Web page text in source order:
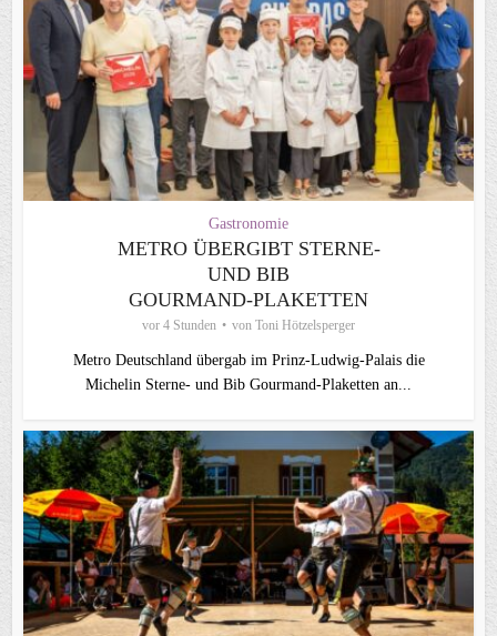
Gastronomie
METRO ÜBERGIBT STERNE-
UND BIB
GOURMAND‑PLAKETTEN
vor 4 Stunden von Toni Hötzelsperger
Metro Deutschland übergab im Prinz-Ludwig-Palais die
Michelin Sterne- und Bib Gourmand-Plaketten an...